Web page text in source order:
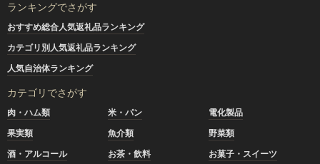
ランキングでさがす
おすすめ総合人気返礼品ランキング
カテゴリ別人気返礼品ランキング
人気自治体ランキング
カテゴリでさがす
肉・ハム類 米・パン
電化製品
果実類
魚介類
野菜類
酒・アルコール
お茶・飲料
お菓子・スイーツ